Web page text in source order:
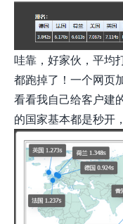
哇靠，好家伙，平均
都跑掉了！一个网页
看看我自己给客户建
的国家基本都是秒开，